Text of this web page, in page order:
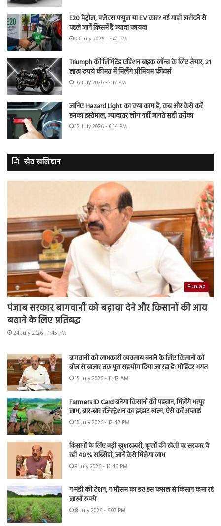
E20 पेट्रोल, फ्लेक्स फ्यूल या EV कार? नई गाड़ी खरीदने से
पहले जानें किसमें है ज्यादा फायदा
23 July 2026 - 7:41 PM
Triumph की लिमिटेड एडिशन बाइक लॉन्च के लिए तैयार, 21
लाख रुपये कीमत में मिलेंगे प्रीमियम फीचर्स
16 July 2026 - 3:17 PM
जानिए Hazard Light का क्या काम है, कब और कैसे करें
इसका इस्तेमाल, ज्यादातर लोग नहीं जानते सही तरीका
12 July 2026 - 6:14 PM
खेत खलिहान
Punjab
पंजाब सरकार बागवानी को बढ़ावा देने और किसानों की आय
बढ़ाने के लिए प्रतिबद्ध
24 July 2026 - 1:45 PM
बागवानी को लाभकारी व्यवसाय बनाने के लिए किसानों को
बीज से बाजार तक पूरा सहयोग दिया जा रहा है: मोहिंदर भगत
15 July 2026 - 11:43 AM
Farmers ID Card बनेगा किसानों की पहचान, मिलेंगे भरपूर
लाभ, बार-बार रजिस्ट्रेशन का झंझट खत्म, ऐसे करें अप्लाई
10 July 2026 - 12:42 PM
किसानों के लिए बड़ी खुशखबरी, फूलों की खेती पर सरकार दे
रही 40% सब्सिडी, जानें कैसे मिलेगा लाभ
9 July 2026 - 12:46 PM
न मंडी की टेंशन, न मौसम का डर! इस फसल से किसान कमा रहे
लाखों रुपये
8 July 2026 - 6:07 PM